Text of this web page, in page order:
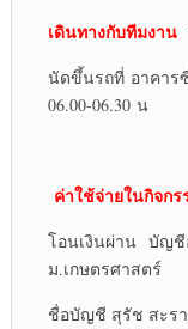
เดินทางกับทีมงาน
นัดขึ้นรถที่ อาคาร
06.00-06.30 น
ค่าใช้จ่ายในกิจก
โอนเงินผ่าน บัญชี
ม.เกษตรศาสตร์
ชื่อบัญชี สุรัช สะรา